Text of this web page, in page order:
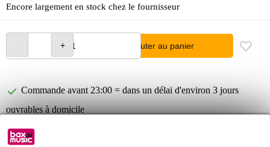
Encore largement en stock chez le fournisseur
Ajouter au panier
Commande avant 23:00 = dans un délai d'environ 3 jours
ouvrables à domicile
Retours gratuits